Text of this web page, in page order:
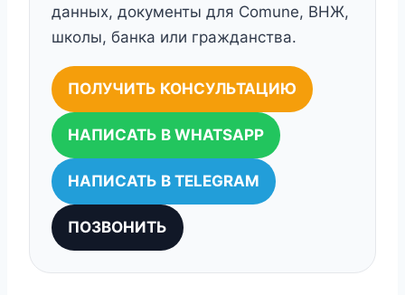
данных, документы для Comune, ВНЖ,
школы, банка или гражданства.
ПОЛУЧИТЬ КОНСУЛЬТАЦИЮ
НАПИСАТЬ В WHATSAPP
НАПИСАТЬ В TELEGRAM
ПОЗВОНИТЬ